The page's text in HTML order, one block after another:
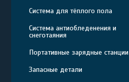
Система для тёплого пола
Система антиобледенения и
снеготаяния
Портативные зарядные станции
Запасные детали